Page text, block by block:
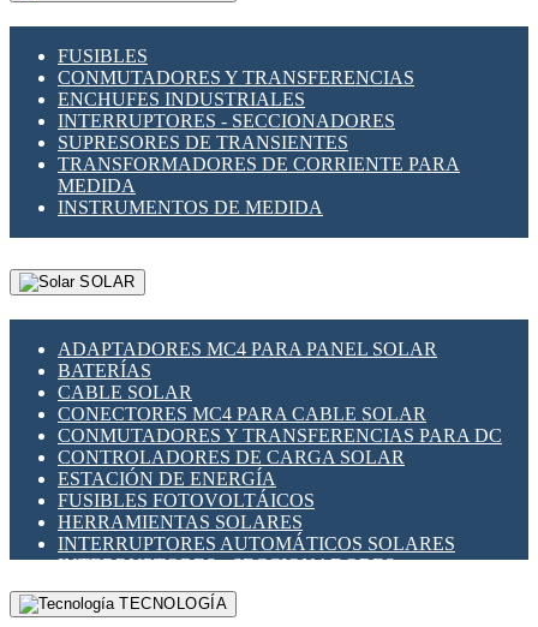
FUSIBLES
CONMUTADORES Y TRANSFERENCIAS
ENCHUFES INDUSTRIALES
INTERRUPTORES - SECCIONADORES
SUPRESORES DE TRANSIENTES
TRANSFORMADORES DE CORRIENTE PARA
MEDIDA
INSTRUMENTOS DE MEDIDA
SOLAR
ADAPTADORES MC4 PARA PANEL SOLAR
BATERÍAS
CABLE SOLAR
CONECTORES MC4 PARA CABLE SOLAR
CONMUTADORES Y TRANSFERENCIAS PARA DC
CONTROLADORES DE CARGA SOLAR
ESTACIÓN DE ENERGÍA
FUSIBLES FOTOVOLTÁICOS
HERRAMIENTAS SOLARES
INTERRUPTORES AUTOMÁTICOS SOLARES
INTERRUPTORES - SECCIONADORES
FOTOVOLTÁICOS
MONTAJE PANEL SOLAR
TECNOLOGÍA